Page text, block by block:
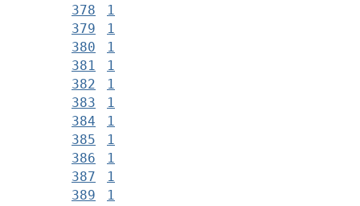
378
1
379
1
380
1
381
1
382
1
383
1
384
1
385
1
386
1
387
1
389
1